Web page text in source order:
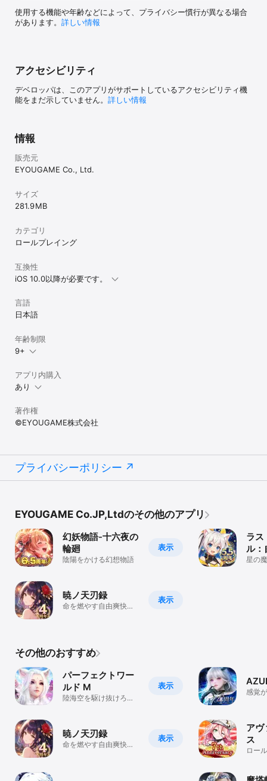
しばらくして、
それにより状況は徐々に好転し始めている…
さあ、反撃の時は来た
今を守るため
使用する機能や年齢などによって、プライバシー慣行が異なる場合
があります。 詳しい情報
アクセシビリティ
デベロッパは、このアプリがサポートしているアクセシビリティ機
能をまだ示していません。 詳しい情報
情報
販売元
EYOUGAME Co., Ltd.
サイズ
281.9 MB
カテゴリ
ロールプレイング
互換性
iOS 10.0以降が必要です。
言語
日本語
年齢制限
9+
アプリ内購入
あり
著作権
©EYOUGAME株式会社
プライバシーポリシー
EYOUGAME Co.JP,Ltdのその他のアプリ
表示
幻妖物語-十六夜の
輪廻
陰陽をかける幻想物語
表示
暁ノ天刃録
命を燃やす自由爽快
ラス
ル：
星の
その他のおすすめ
表示
パーフェクトワー
ルド M
陸海空を駆け抜けろ！
表示
暁ノ天刃録
命を燃やす自由爽快
感覚
アヴ
ス
ロー